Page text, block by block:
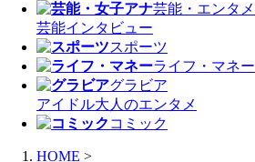
芸能・エンタメ
芸能インタビュー
スポーツ
ライフ・マネー
グラビア
アイドル大人のエンタメ
コミック
HOME >